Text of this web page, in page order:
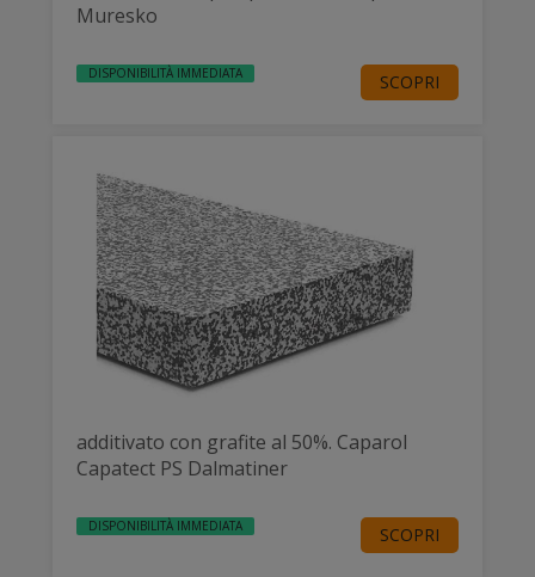
Muresko
DISPONIBILITÀ IMMEDIATA SCOPRI
additivato con grafite al 50%. Caparol
Capatect PS Dalmatiner
DISPONIBILITÀ IMMEDIATA SCOPRI